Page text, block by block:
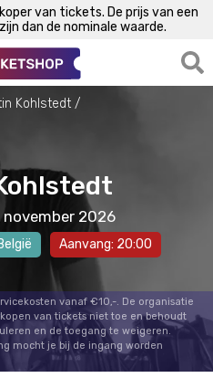
van tickets. De prijs van een
dan de nominale waarde.
Kohlstedt
november 2026
Aanvang: 20:00
vanaf €10,-. De organisatie
van tickets niet toe en behoudt
en de toegang te weigeren.
mocht je bij de ingang worden